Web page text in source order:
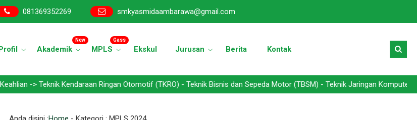
081369352269 smkyasmidaambarawa@gmail.com
Akademik
New
MPLS
Gass
Ekskul Jurusan Berita Kontak
Kendaraan Ringan Otomotif (TKRO) - Teknik Bisnis dan Sepeda Motor (TBSM) - Teknik Jaringan Komputer dan